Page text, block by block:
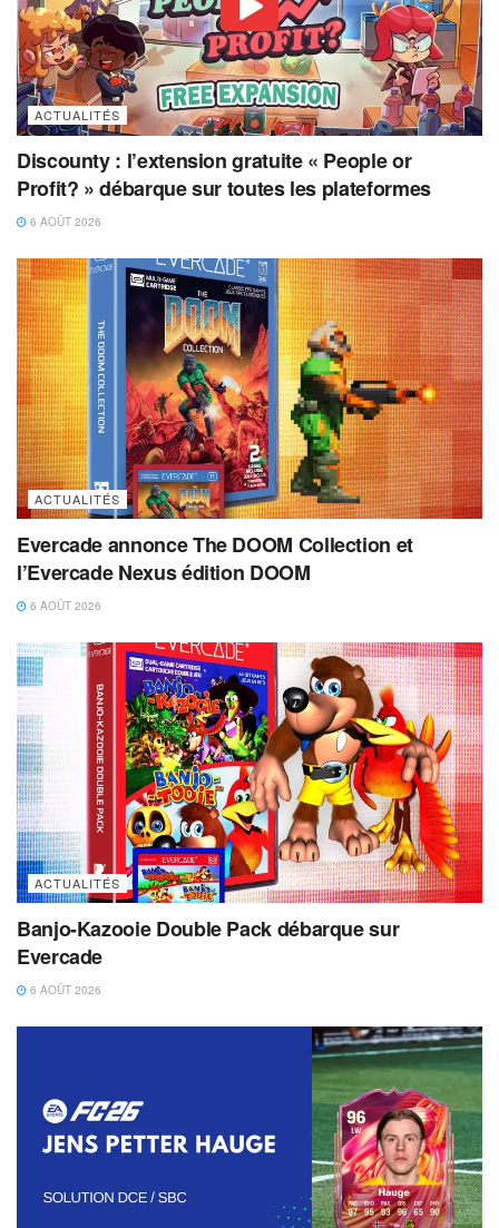
ACTUALITÉS
Discounty : l’extension gratuite « People or
Profit? » débarque sur toutes les plateformes
6 AOÛT 2026
ACTUALITÉS
Evercade annonce The DOOM Collection et
l’Evercade Nexus édition DOOM
6 AOÛT 2026
ACTUALITÉS
Banjo-Kazooie Double Pack débarque sur
Evercade
6 AOÛT 2026